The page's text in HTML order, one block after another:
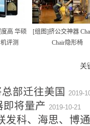
高 华硕
评测
[组图]挤公交神器
Chair隐形椅
关
部迁往美国 2019-
即将量产 2019-10-21
发科、海思、博